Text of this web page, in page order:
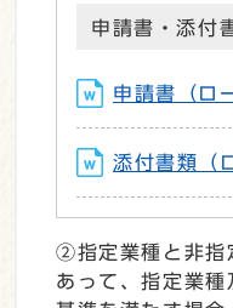
申請書・添付
申請書（ロ
添付書類（
②指定業種と非指
あって、指定業